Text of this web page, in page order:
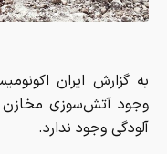
به گزارش ایران
وجود آتش‌سوزی
آلودگی وجود ندارد.